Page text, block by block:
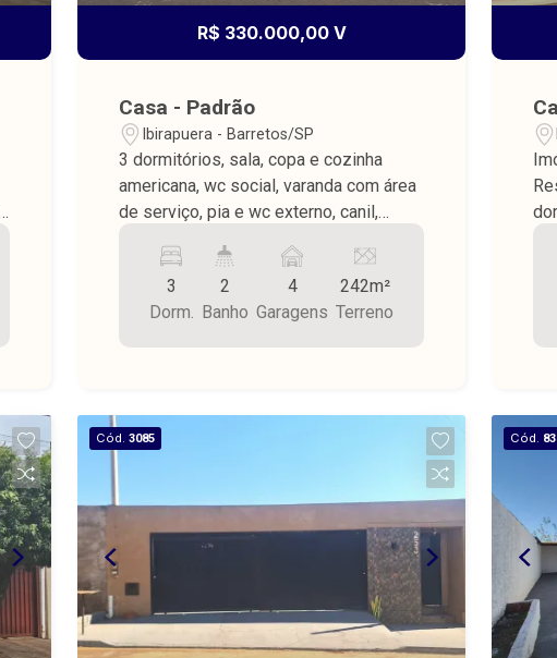
R$ 330.000,00 V
Casa - Padrão
Ibirapuera - Barretos/SP
3 dormitórios, sala, copa e cozinha
americana, wc social, varanda com área
de serviço, pia e wc externo, canil,
laje, terreno medindo 242,00 m² e
construção medindo 177,78 m².
3
Dorm.
2
Banho
4
Garagens
242m²
Terreno
Cód. 3085 Cód.